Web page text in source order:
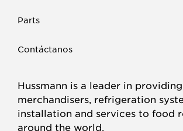
Parts
Contáctanos
Hussmann is a leader in
merchandisers, refrigeration
installation and services to food
around the world.